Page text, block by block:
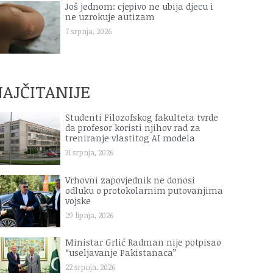
Još jednom: cjepivo ne ubija djecu i
ne uzrokuje autizam
7 srpnja, 2026
Studenti Filozofskog fakulteta tvrde
da profesor koristi njihov rad za
treniranje vlastitog AI modela
31 srpnja, 2026
Vrhovni zapovjednik ne donosi
odluku o protokolarnim putovanjima
vojske
29 lipnja, 2026
Ministar Grlić Radman nije potpisao
“useljavanje Pakistanaca”
22 srpnja, 2026